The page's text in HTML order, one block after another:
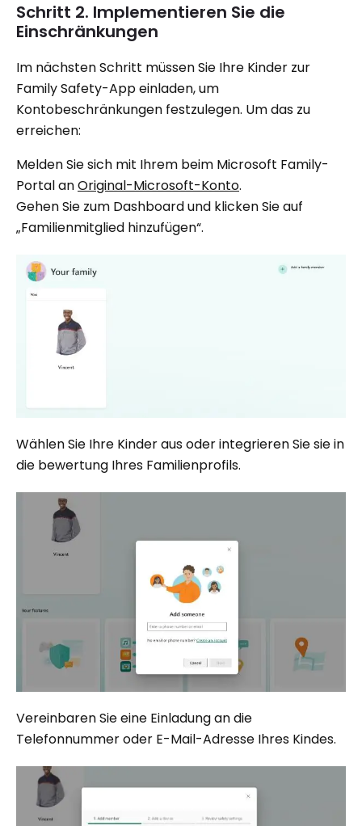
Schritt 2. Implementieren Sie die
Einschränkungen
Im nächsten Schritt müssen Sie Ihre Kinder zur
Family Safety-App einladen, um
Kontobeschränkungen festzulegen. Um das zu
erreichen:
Melden Sie sich mit Ihrem beim Microsoft Family-
Portal anOriginal-Microsoft-Konto.
Gehen Sie zum Dashboard und klicken Sie auf
„Familienmitglied hinzufügen“.
Wählen Sie Ihre Kinder aus oder integrieren Sie sie in
die bewertung Ihres Familienprofils.
Vereinbaren Sie eine Einladung an die
Telefonnummer oder E-Mail-Adresse Ihres Kindes.